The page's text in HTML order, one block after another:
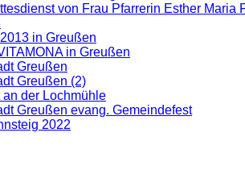
von Frau Pfarrerin Esther Maria
in Greußen
in Greußen
Greußen
Greußen (2)
an der Lochmühle
Greußen evang. Gemeindefest
2022